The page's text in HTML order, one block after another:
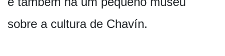
sobre a cultura de Chavín.